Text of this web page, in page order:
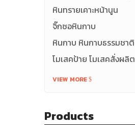
หินทรายเคาะหน้านูน
จิ๊กซอหินกาบ
หินกาบ หินกาบธรรมชาติ
โมเสคป้าย โมเสคสั่งผลิต
VIEW MORE
Products